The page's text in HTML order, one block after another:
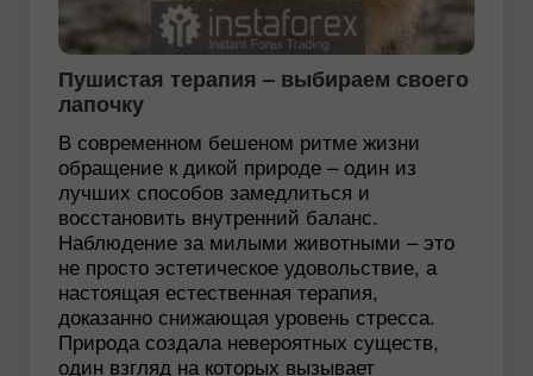
Пушистая терапия – выбираем своего
лапочку
В современном бешеном ритме жизни
обращение к дикой природе – один из
лучших способов замедлиться и
восстановить внутренний баланс.
Наблюдение за милыми животными – это
не просто эстетическое удовольствие, а
настоящая естественная терапия,
доказанно снижающая уровень стресса.
Природа создала невероятных существ,
один взгляд на которых вызывает